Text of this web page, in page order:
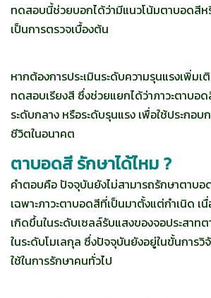
ทดสอบนี้ช่วยบอกได้ว่ามีแนวโน้มตาบอดสีห
เป็นการตรวจเบื้องต้น
หากต้องการประเมินระดับความรุนแรงเพิ่ม
ทดสอบเรียงสี ซึ่งช่วยแยกได้ว่าภาวะตาบอ
ระดับกลาง หรือระดับรุนแรง เพื่อใช้ประกอบ
ชีวิตในอนาคต
ตาบอดสี รักษาได้ไหม ?
คำตอบคือ ปัจจุบันยังไม่สามารถรักษาตาบอ
เฉพาะภาวะตาบอดสีที่เป็นมาตั้งแต่กำเนิด
เกิดขึ้นในระดับเซลล์รับแสงของจอประสาท
ในระดับโมเลกุล ซึ่งปัจจุบันยังอยู่ในขั้นการวิ
ใช้ในการรักษาคนทั่วไป